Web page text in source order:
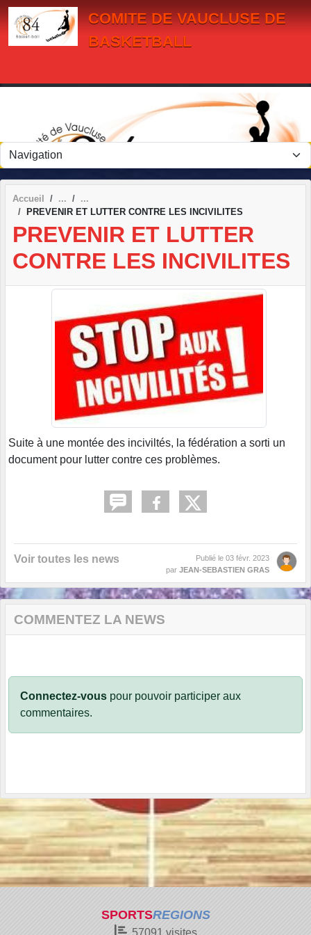
COMITE DE VAUCLUSE DE
BASKETBALL
Accueil
PREVENIR ET LUTTER CONTRE LES INCIVILITES
PREVENIR ET LUTTER
CONTRE LES INCIVILITES
Suite à une montée des inciviltés, la fédération a sorti un
document pour lutter contre ces problèmes.
Voir toutes les news Publié le 03 févr. 2023
par JEAN-SEBASTIEN GRAS
COMMENTEZ LA NEWS
Connectez-vous pour pouvoir participer aux
commentaires.
SPORTSREGIONS
57091 visites
Panneau de gestion des cookies